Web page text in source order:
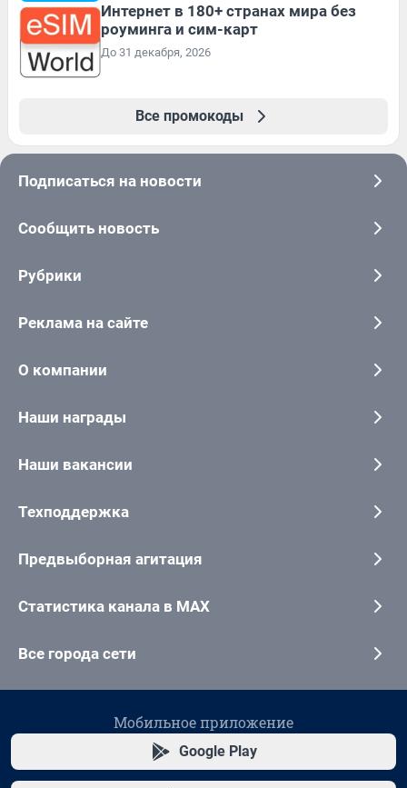
Интернет в 180+ странах мира без
роуминга и сим-карт
До 31 декабря, 2026
Все промокоды
Подписаться на новости
Сообщить новость
Рубрики
Реклама на сайте
О компании
Наши награды
Наши вакансии
Техподдержка
Предвыборная агитация
Статистика канала в MAX
Все города сети
Мобильное приложение
Google Play